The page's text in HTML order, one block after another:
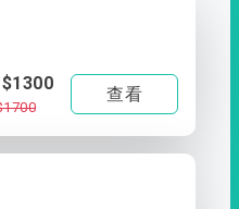
查看